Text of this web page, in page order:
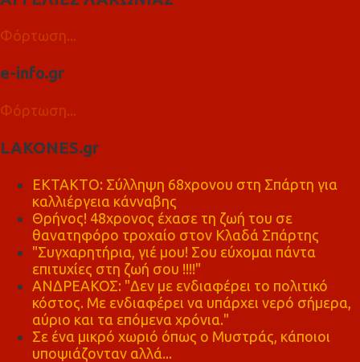
Φόρτωση...
e-info.gr
Φόρτωση...
LAKONES.gr
ΕΚΤΑΚΤΟ: Σύλληψη 68χρονου στη Σπάρτη για
καλλιέργεια κάνναβης
Θρήνος! 48χρονος έχασε τη ζωή του σε
θανατηφόρο τροχαίο στον Κλαδά Σπάρτης
"Συγχαρητήρια, γιέ μου! Σου εύχομαι πάντα
επιτυχίες στη ζωή σου !!!!"
ΑΝΔΡΕΑΚΟΣ: "Δεν με ενδιαφέρει το πολιτικό
κόστος. Με ενδιαφέρει να υπάρχει νερό σήμερα,
αύριο και τα επόμενα χρόνια."
Σε ένα μικρό χωριό όπως ο Μυστράς, κάποιοι
υποψιάζονταν αλλά...